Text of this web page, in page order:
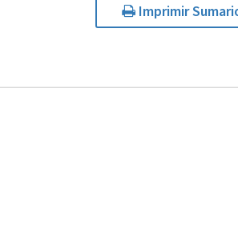
Imprimir